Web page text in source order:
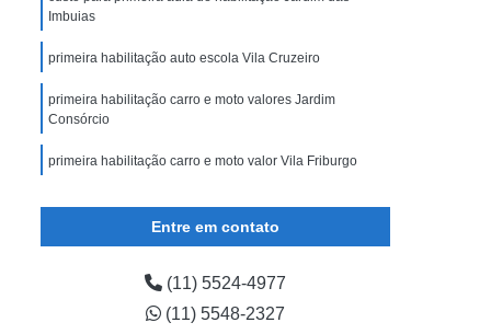
Imbuias
primeira habilitação auto escola Vila Cruzeiro
primeira habilitação carro e moto valores Jardim
Consórcio
primeira habilitação carro e moto valor Vila Friburgo
Entre em contato
(11) 5524-4977
(11) 5548-2327